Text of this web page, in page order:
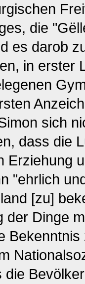
die
es darob
in erster
sich
dass die
Erziehung
"ehrlich
[zu]
der Dinge
die